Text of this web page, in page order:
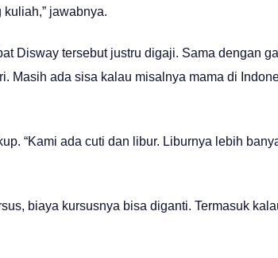
jawabnya.
Disway tersebut justru digaji. Sama dengan
Masih ada sisa kalau misalnya mama di
“Kami ada cuti dan libur. Liburnya lebih
biaya kursusnya bisa diganti. Termasuk